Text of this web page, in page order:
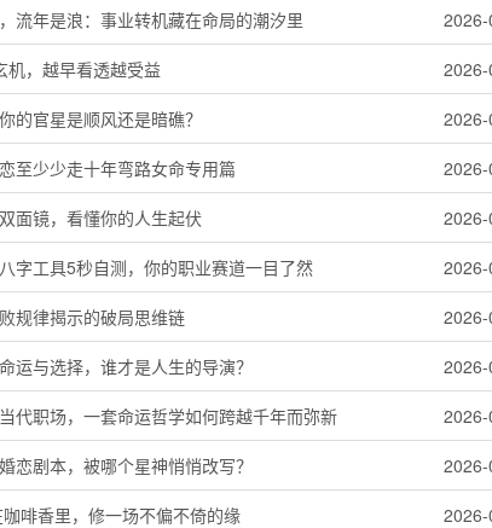
流年是浪：事业转机藏在命局的潮汐里
机，越早看透越受益
的官星是顺风还是暗礁？
至少少走十年弯路女命专用篇
面镜，看懂你的人生起伏
字工具5秒自测，你的职业赛道一目了然
规律揭示的破局思维链
运与选择，谁才是人生的导演？
代职场，一套命运哲学如何跨越千年而弥新
恋剧本，被哪个星神悄悄改写？
啡香里，修一场不偏不倚的缘 2026-